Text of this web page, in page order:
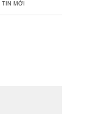
TIN MỚI